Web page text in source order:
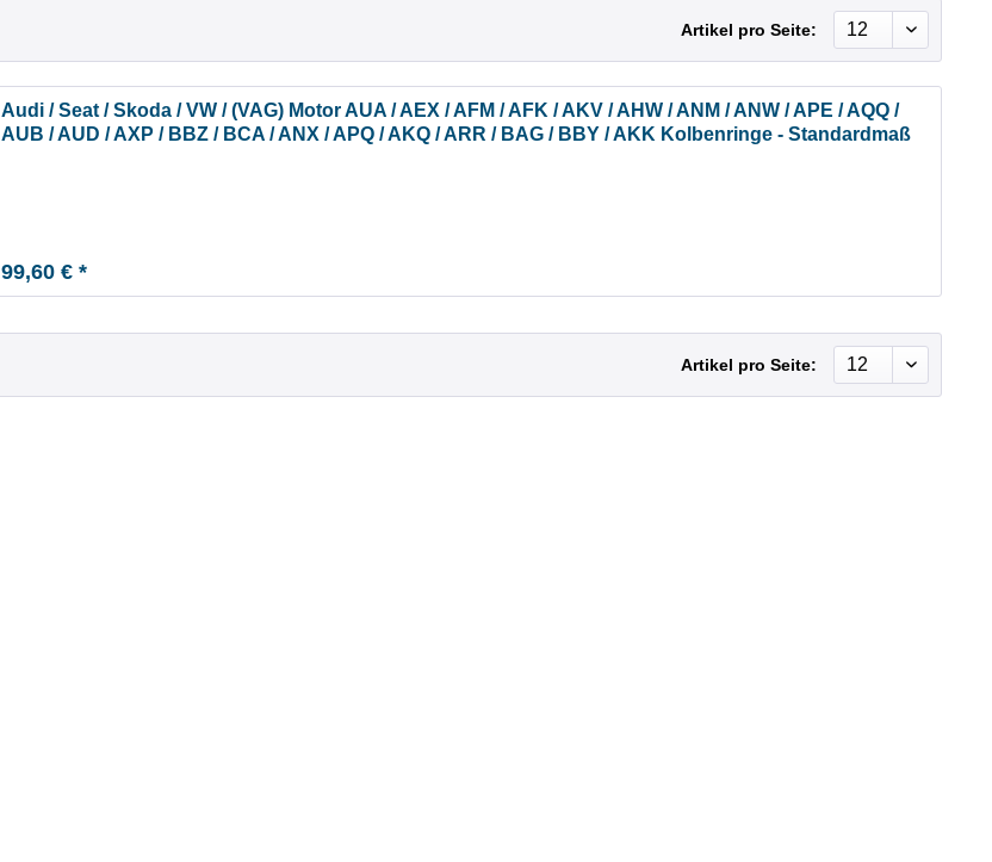
Artikel pro Seite:
Audi / Seat / Skoda / VW / (VAG) Motor AUA / AEX / AFM / AFK / AKV / AHW / ANM / ANW / APE / AQQ /
AUB / AUD / AXP / BBZ / BCA / ANX / APQ / AKQ / ARR / BAG / BBY / AKK Kolbenringe - Standardmaß
99,60 € *
Artikel pro Seite: